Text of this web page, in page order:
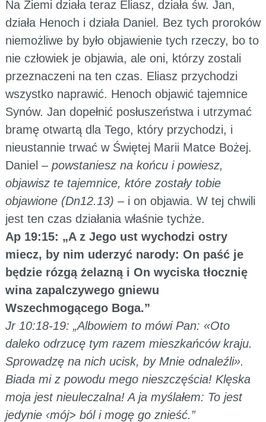
Na Ziemi działa teraz Eliasz, działa św. Jan,
działa Henoch i działa Daniel. Bez tych proroków
niemożliwe by było objawienie tych rzeczy, bo to
nie człowiek je objawia, ale oni, którzy zostali
przeznaczeni na ten czas. Eliasz przychodzi
wszystko naprawić. Henoch objawić tajemnice
Synów. Jan dopełnić posłuszeństwa i utrzymać
bramę otwartą dla Tego, który przychodzi, i
nieustannie trwać w Świętej Marii Matce Bożej.
Daniel – powstaniesz na końcu i powiesz,
objawisz te tajemnice, które zostały tobie
objawione (Dn12.13) – i on objawia. W tej chwili
jest ten czas działania właśnie tychże.
Ap 19:15: „A z Jego ust wychodzi ostry
miecz, by nim uderzyć narody: On paść je
będzie rózgą żelazną i On wyciska tłocznię
wina zapalczywego gniewu
Wszechmogącego Boga.”
Jr 10:18-19: „Albowiem to mówi Pan: «Oto
daleko odrzucę tym razem mieszkańców kraju.
Sprowadzę na nich ucisk, by Mnie odnaleźli».
Biada mi z powodu mego nieszczęścia! Klęska
moja jest nieuleczalna! A ja myślałem: To jest
jedynie ‹mój> ból i mogę go znieść.”